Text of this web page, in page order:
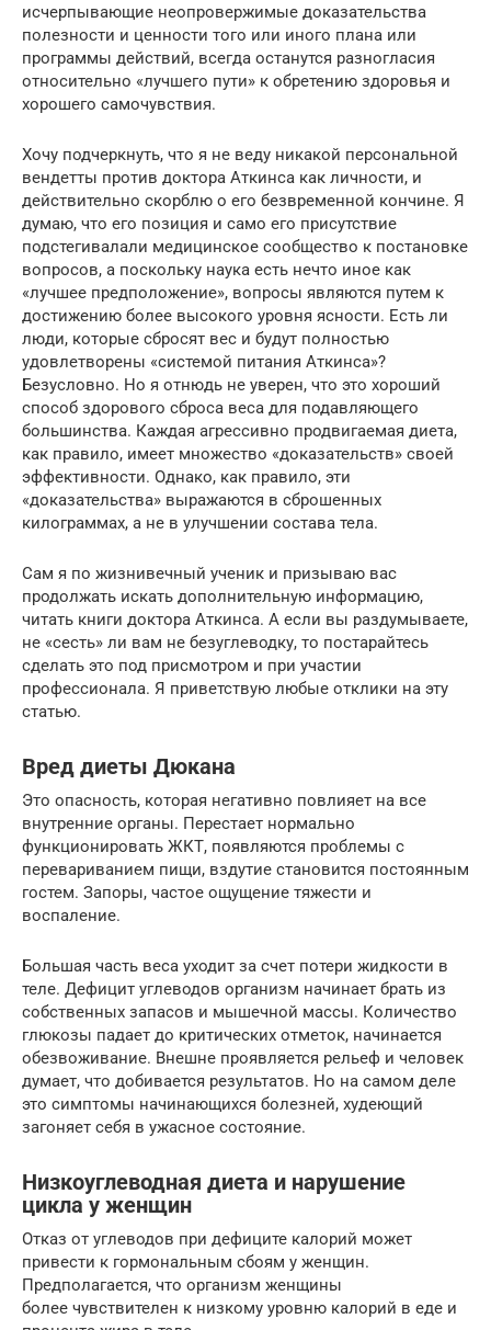
исчерпывающие неопровержимые доказательства
полезности и ценности того или иного плана или
программы действий, всегда останутся разногласия
относительно «лучшего пути» к обретению здоровья и
хорошего самочувствия.
Хочу подчеркнуть, что я не веду никакой персональной
вендетты против доктора Аткинса как личности, и
действительно скорблю о его безвременной кончине. Я
думаю, что его позиция и само его присутствие
подстегивалали медицинское сообщество к постановке
вопросов, а поскольку наука есть нечто иное как
«лучшее предположение», вопросы являются путем к
достижению более высокого уровня ясности. Есть ли
люди, которые сбросят вес и будут полностью
удовлетворены «системой питания Аткинса»?
Безусловно. Но я отнюдь не уверен, что это хороший
способ здорового сброса веса для подавляющего
большинства. Каждая агрессивно продвигаемая диета,
как правило, имеет множество «доказательств» своей
эффективности. Однако, как правило, эти
«доказательства» выражаются в сброшенных
килограммах, а не в улучшении состава тела.
Сам я по жизнивечный ученик и призываю вас
продолжать искать дополнительную информацию,
читать книги доктора Аткинса. А если вы раздумываете,
не «сесть» ли вам не безуглеводку, то постарайтесь
сделать это под присмотром и при участии
профессионала. Я приветствую любые отклики на эту
статью.
Вред диеты Дюкана
Это опасность, которая негативно повлияет на все
внутренние органы. Перестает нормально
функционировать ЖКТ, появляются проблемы с
перевариванием пищи, вздутие становится постоянным
гостем. Запоры, частое ощущение тяжести и
воспаление.
Большая часть веса уходит за счет потери жидкости в
теле. Дефицит углеводов организм начинает брать из
собственных запасов и мышечной массы. Количество
глюкозы падает до критических отметок, начинается
обезвоживание. Внешне проявляется рельеф и человек
думает, что добивается результатов. Но на самом деле
это симптомы начинающихся болезней, худеющий
загоняет себя в ужасное состояние.
Низкоуглеводная диета и нарушение
цикла у женщин
Отказ от углеводов при дефиците калорий может
привести к гормональным сбоям у женщин.
Предполагается, что организм женщины
более чувствителен к низкому уровню калорий в еде и